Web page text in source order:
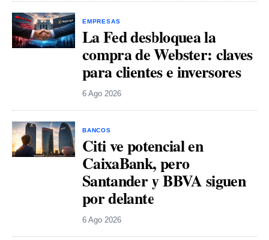
EMPRESAS
La Fed desbloquea la
compra de Webster: claves
para clientes e inversores
6 Ago 2026
BANCOS
Citi ve potencial en
CaixaBank, pero
Santander y BBVA siguen
por delante
6 Ago 2026